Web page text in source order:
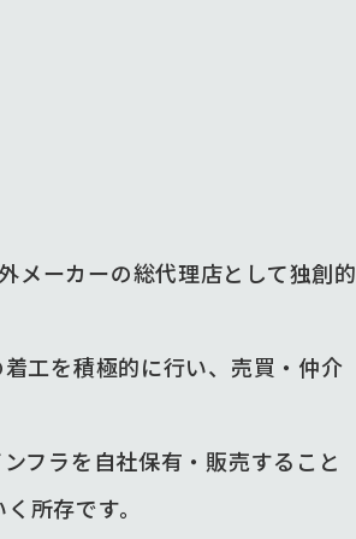
メーカーの総代理店として独創的
工を積極的に行い、売買・仲介
フラを自社保有・販売すること
所存です。